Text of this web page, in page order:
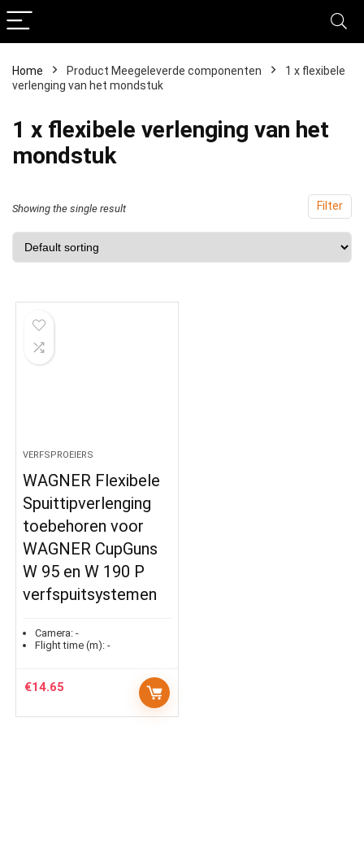
Home Product Meegeleverde componenten
‎1 x flexibele
verlenging van het mondstuk
‎1 x flexibele verlenging van het
mondstuk
Filter
Showing the single result
VERFSPROEIERS
WAGNER Flexibele
Spuittipverlenging
toebehoren voor
WAGNER CupGuns
W 95 en W 190 P
verfspuitsystemen
Camera: -
Flight time (m): -
€14.65